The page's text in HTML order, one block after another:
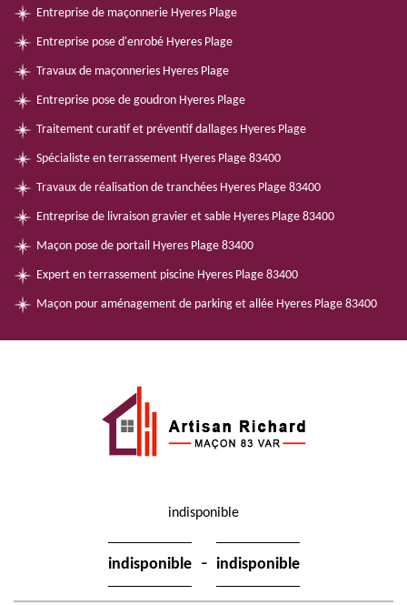
Entreprise de maçonnerie Hyeres Plage
Entreprise pose d'enrobé Hyeres Plage
Travaux de maçonneries Hyeres Plage
Entreprise pose de goudron Hyeres Plage
Traitement curatif et préventif dallages Hyeres Plage
Spécialiste en terrassement Hyeres Plage 83400
Travaux de réalisation de tranchées Hyeres Plage 83400
Entreprise de livraison gravier et sable Hyeres Plage 83400
Maçon pose de portail Hyeres Plage 83400
Expert en terrassement piscine Hyeres Plage 83400
Maçon pour aménagement de parking et allée Hyeres Plage 83400
indisponible
indisponible - indisponible